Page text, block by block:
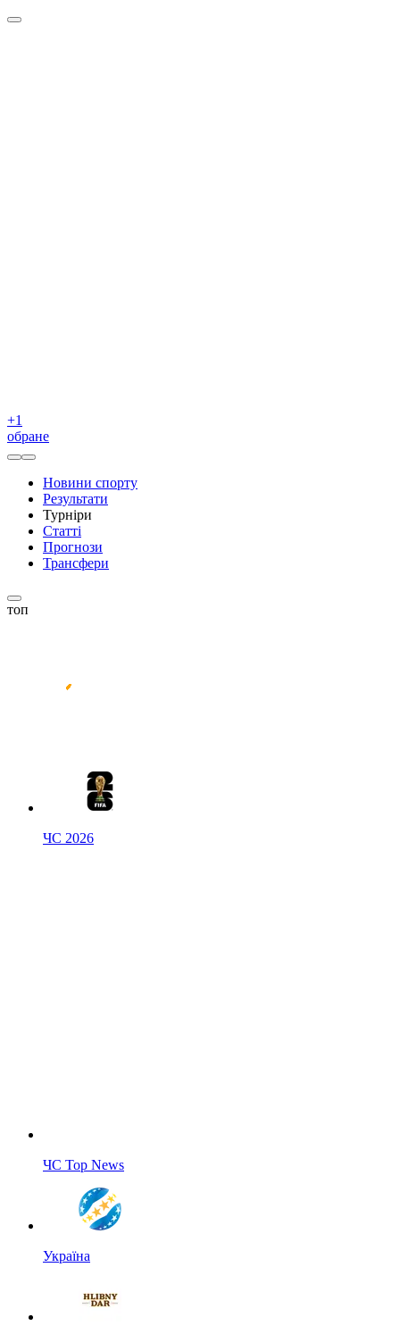
+1
обране
Новини спорту
Результати
Турніри
Статті
Прогнози
Трансфери
топ
ЧС 2026
ЧС Top News
Україна